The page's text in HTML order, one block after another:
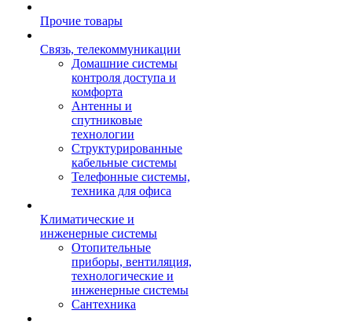
Прочие товары
Связь, телекоммуникации
Домашние системы
контроля доступа и
комфорта
Антенны и
спутниковые
технологии
Структурированные
кабельные системы
Телефонные системы,
техника для офиса
Климатические и
инженерные системы
Отопительные
приборы, вентиляция,
технологические и
инженерные системы
Сантехника